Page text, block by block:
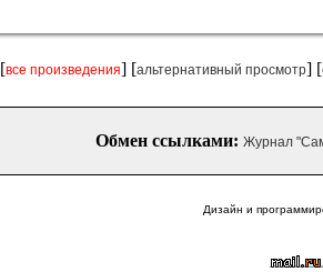
[все произведения] [альтернативный просмотр] [
Обмен ссылками: Журнал
Дизайн и